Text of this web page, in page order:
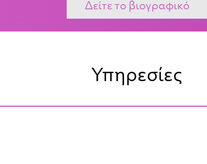
Δείτε το βιογραφικό
Υπηρεσίες